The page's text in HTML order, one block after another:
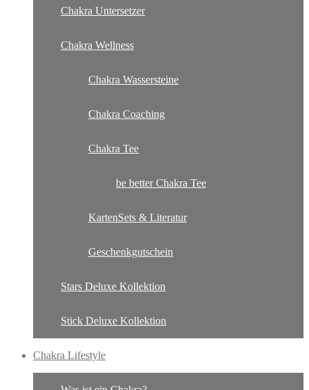
Chakra Untersetzer
Chakra Wellness
Chakra Wassersteine
Chakra Coaching
Chakra Tee
be better Chakra Tee
KartenSets & Literatur
Geschenkgutschein
Stars Deluxe Kollektion
Stick Deluxe Kollektion
Chakra Lifestyle